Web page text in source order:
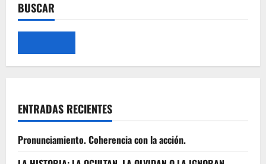
BUSCAR
ENTRADAS RECIENTES
Pronunciamiento. Coherencia con la acción.